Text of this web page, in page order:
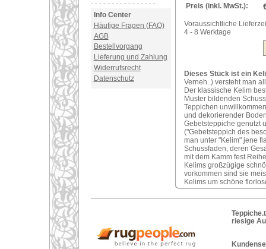
Info Center
Häufige Fragen (FAQ)
AGB
Bestellvorgang
Lieferung und Zahlung
Widerrufsrecht
Datenschutz
Preis (inkl. MwSt.):
Voraussichtliche
4 - 8 Werktage
Dieses Stück ist ein
Verneh..) versteht man
Der klassische Kelim
Muster bildenden
Teppichen
und dekorierender
Gebetsteppiche genutzt
("Gebetsteppich des
man unter "Kelim" jene
Schussfaden, deren
mit dem Kamm fest
Kelims großzügige
vorkommen sind sie
Kelims um schöne
riesige